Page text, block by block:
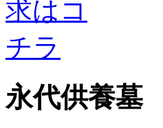
永代供養墓